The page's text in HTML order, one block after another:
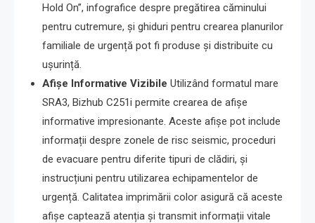
Hold On”, infografice despre pregătirea căminului
pentru cutremure, și ghiduri pentru crearea planurilor
familiale de urgență pot fi produse și distribuite cu
ușurință.
Afișe Informative Vizibile Utilizând formatul mare
SRA3, Bizhub C251i permite crearea de afișe
informative impresionante. Aceste afișe pot include
informații despre zonele de risc seismic, proceduri
de evacuare pentru diferite tipuri de clădiri, și
instrucțiuni pentru utilizarea echipamentelor de
urgență. Calitatea imprimării color asigură că aceste
afișe captează atenția și transmit informații vitale